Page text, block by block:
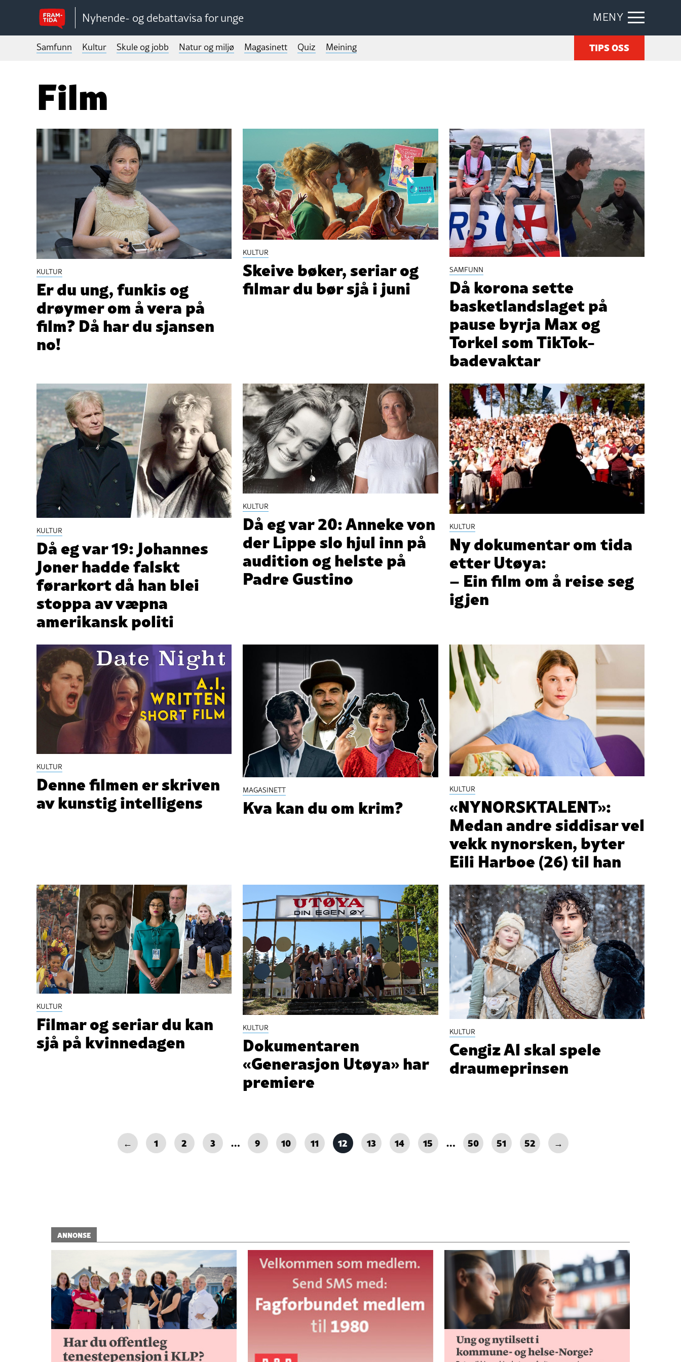
Nyhende- og debattavisa for unge MENY
Samfunn Kultur Skule og jobb Natur og miljø Magasinett Quiz Meining TIPS OSS
Film
KULTUR
Er du ung, funkis og
drøymer om å vera på
film? Då har du sjansen
no!
KULTUR
Skeive bøker, seriar og
filmar du bør sjå i juni
SAMFUNN
Då korona sette
basketlandslaget på
pause byrja Max og
Torkel som TikTok-
badevaktar
KULTUR
Då eg var 19: Johannes
Joner hadde falskt
førarkort då han blei
stoppa av væpna
amerikansk politi
KULTUR
Då eg var 20: Anneke von
der Lippe slo hjul inn på
audition og helste på
Padre Gustino
KULTUR
Ny dokumentar om tida
etter Utøya:
– Ein film om å reise seg
igjen
KULTUR
Denne filmen er skriven
av kunstig intelligens MAGASINETT
Kva kan du om krim?
KULTUR
«NYNORSKTALENT»:
Medan andre siddisar vel
vekk nynorsken, byter
Eili Harboe (26) til han
KULTUR
Filmar og seriar du kan
sjå på kvinnedagen
KULTUR
Dokumentaren
«Generasjon Utøya» har
premiere
KULTUR
Cengiz Al skal spele
draumeprinsen
← 1 2 3 … 9 10 11 12 13 14 15 … 50 51 52 →
ANNONSE